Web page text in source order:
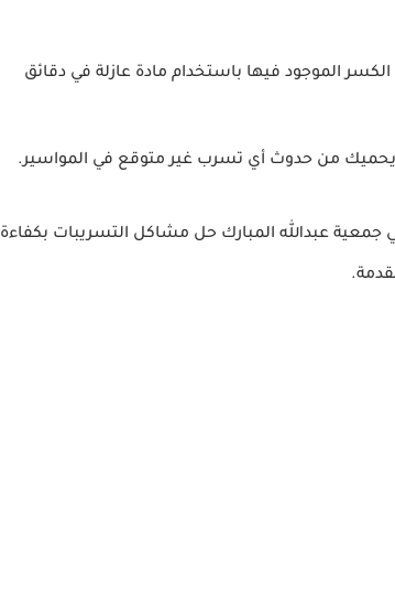
الكسر الموجود فيها باستخدام مادة عازلة في دقائق
من حدوث أي تسرب غير متوقع في المواسير.
عبدالله المبارك حل مشاكل التسريبات بكفاءة